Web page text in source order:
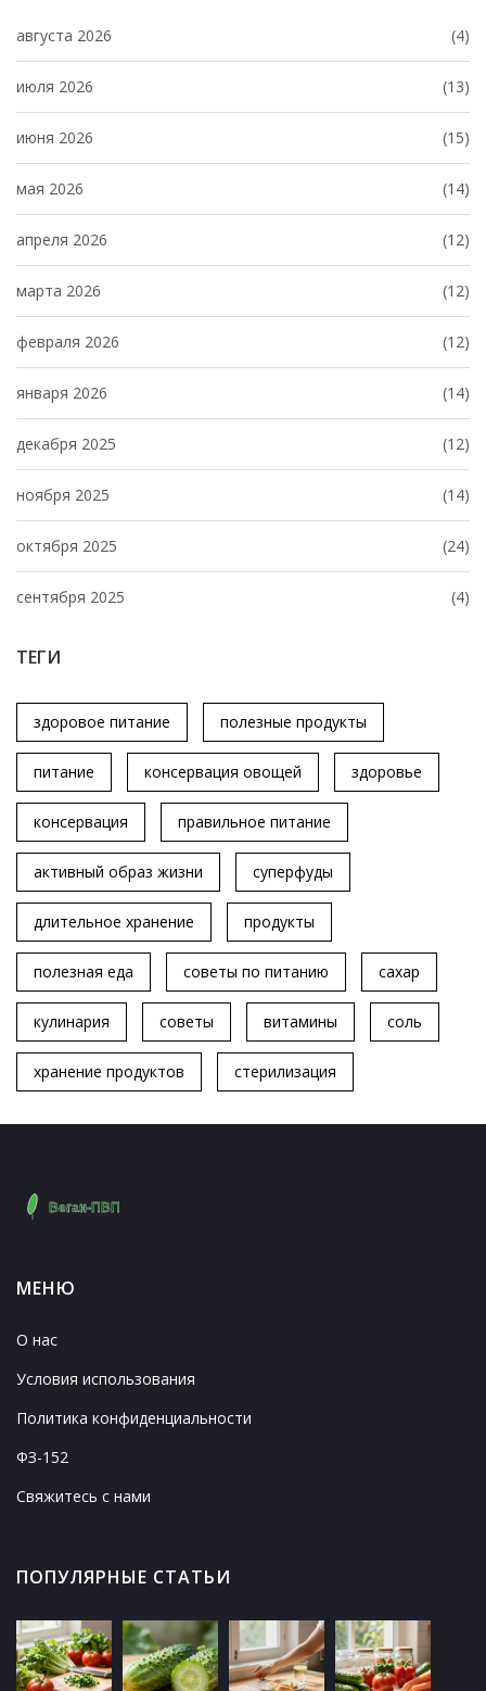
августа 2026 (4)
июля 2026 (13)
июня 2026 (15)
мая 2026 (14)
апреля 2026 (12)
марта 2026 (12)
февраля 2026 (12)
января 2026 (14)
декабря 2025 (12)
ноября 2025 (14)
октября 2025 (24)
сентября 2025 (4)
ТЕГИ
здоровое питание полезные продукты
питание консервация овощей здоровье
консервация правильное питание
активный образ жизни суперфуды
длительное хранение продукты
полезная еда советы по питанию сахар
кулинария советы витамины соль
хранение продуктов стерилизация
МЕНЮ
О нас
Условия использования
Политика конфиденциальности
ФЗ-152
Свяжитесь с нами
ПОПУЛЯРНЫЕ СТАТЬИ